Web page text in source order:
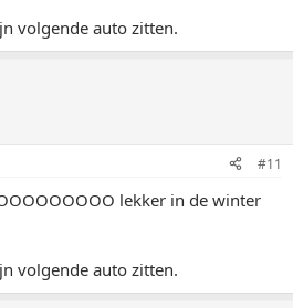
volgende auto zitten.
#11
lekker in de winter
volgende auto zitten.